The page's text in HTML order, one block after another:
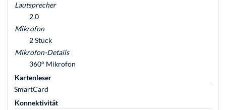
Lautsprecher
2.0
Mikrofon
2 Stück
Mikrofon-Details
360° Mikrofon
Kartenleser
SmartCard
Konnektivität